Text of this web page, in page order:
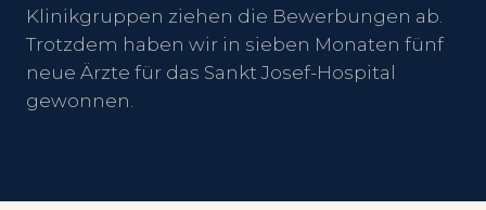
Klinikgruppen ziehen die Bewerbungen ab.
Trotzdem haben wir in sieben Monaten fünf
neue Ärzte für das Sankt Josef-Hospital
gewonnen.